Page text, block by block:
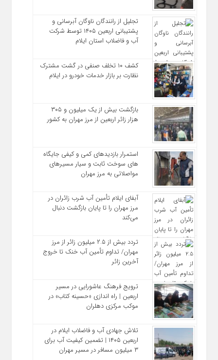
تجلیل از رانندگان ناوگان آبرسانی و
پشتیبانی اربعین ۱۴۰۵ توسط شرکت
آب و فاضلاب استان ایلام
کشف ۱۰ تخلف صنفی در گشت مشترک
نظارت بر بازار خدمات خودرو در ایلام
بازگشت بیش از یک میلیون و ۳۰۵
هزار زائر اربعین از مرز مهران به کشور
استمرار بازدیدهای کمی و کیفی جایگاه‌
های سوخت ثابت و سیار مسیرهای
مواصلاتی به مرز مهران
آبفای ایلام تأمین آب شرب زائران در
مرز مهران را تا پایان بازگشت دنبال
می‌کند
تردد بیش از ۲.۵ میلیون زائر از مرز
مهران/ تداوم تأمین آب خنک تا خروج
آخرین زائر
ترویج فرهنگ عاشورایی در مسیر
اربعین | راه‌ اندازی «حسینه کتاب» در
موکب مرکزی دهلران
تلاش جهادی آب و فاضلاب ایلام در
اربعین ۱۴۰۵ | تضمین کیفیت آب برای
۳ میلیون مسافر در مسیر مهران